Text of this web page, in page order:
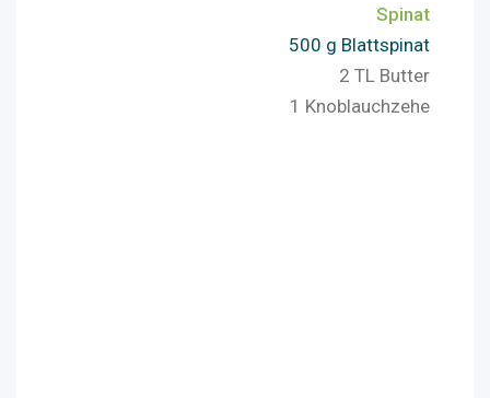
Spinat
500 g Blattspinat
2 TL Butter
1 Knoblauchzehe